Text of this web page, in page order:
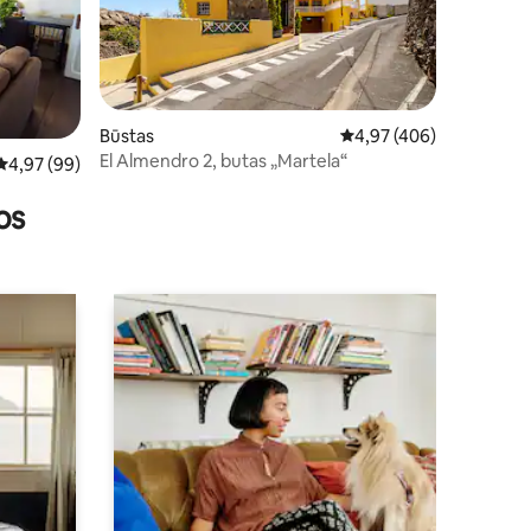
įvertinimas: 4,97 iš 5, atsiliepimų: 99
4,97 (99)
Būstas Vidutinis įvertinimas:
4,97 (406)
El Almendro 2, butas „Martela“